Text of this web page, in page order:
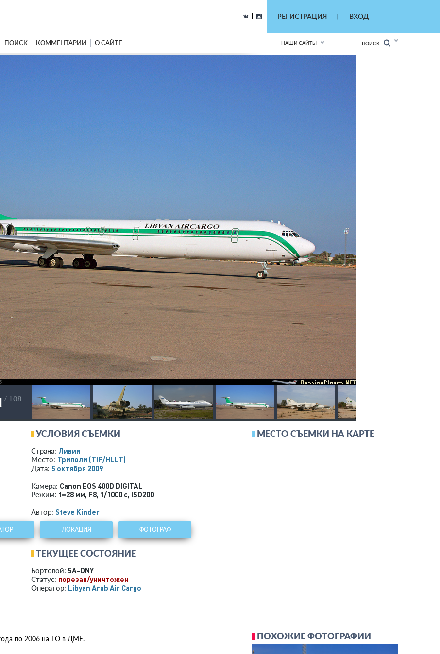
РЕГИСТРАЦИЯ ВХОД
ПОИСК КОММЕНТАРИИ О САЙТЕ НАШИ САЙТЫ ПОИСК
/ 108
УСЛОВИЯ СЪЕМКИ
Страна: Ливия
Место: Триполи (TIP/HLLT)
Дата: 5 октября 2009
Камера: Canon EOS 400D DIGITAL
Режим: f=28 мм, F8, 1/1000 с, ISO200
Автор: Steve Kinder
ЛОКАЦИЯ ФОТОГРАФ
ТЕКУЩЕЕ СОСТОЯНИЕ
Бортовой: 5A-DNY
Статус: порезан/уничтожен
Оператор: Libyan Arab Air Cargo
по 2006 на ТО в ДМЕ.
МЕСТО СЪЕМКИ НА КАРТЕ
ПОХОЖИЕ ФОТОГРАФИИ